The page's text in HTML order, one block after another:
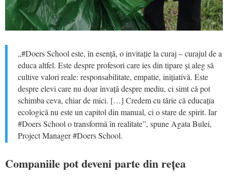
„#Doers School este, în esență, o invitație la curaj – curajul de a
educa altfel. Este despre profesori care ies din tipare și aleg să
cultive valori reale: responsabilitate, empatie, inițiativă. Este
despre elevi care nu doar învață despre mediu, ci simt că pot
schimba ceva, chiar de mici. […] Credem cu tărie că educația
ecologică nu este un capitol din manual, ci o stare de spirit. Iar
#Doers School o transformă în realitate”, spune Agata Bulei,
Project Manager #Doers School.
Companiile pot deveni parte din rețea